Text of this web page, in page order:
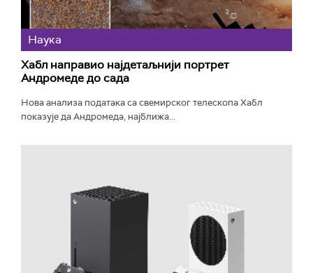
Наука
Хабл направио најдетаљнији портрет
Андромеде до сада
Нова анализа података са свемирског телескопа Хабл
показује да Андромеда, најближа...